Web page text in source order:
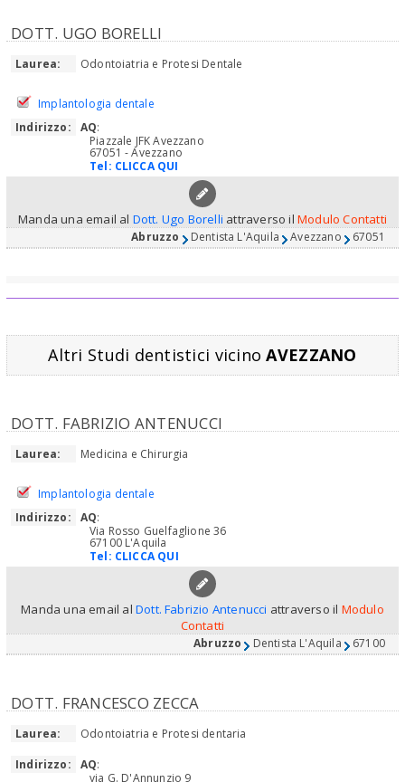
DOTT. UGO BORELLI
Laurea: Odontoiatria e Protesi Dentale
Implantologia dentale
Indirizzo:
AQ:
Piazzale JFK Avezzano
67051 - Avezzano
Tel: CLICCA QUI
Manda una email al Dott. Ugo Borelli attraverso ilModulo Contatti
Abruzzo Dentista L'Aquila Avezzano 67051
Altri Studi dentistici vicinoAVEZZANO
DOTT. FABRIZIO ANTENUCCI
Laurea: Medicina e Chirurgia
Implantologia dentale
Indirizzo:
AQ:
Via Rosso Guelfaglione 36
67100 L'Aquila
Tel: CLICCA QUI
Manda una email al Dott. Fabrizio Antenucci attraverso il Modulo
Contatti
Abruzzo Dentista L'Aquila 67100
DOTT. FRANCESCO ZECCA
Laurea:
Odontoiatria e Protesi dentaria
Indirizzo:
AQ:
via G. D'Annunzio 9